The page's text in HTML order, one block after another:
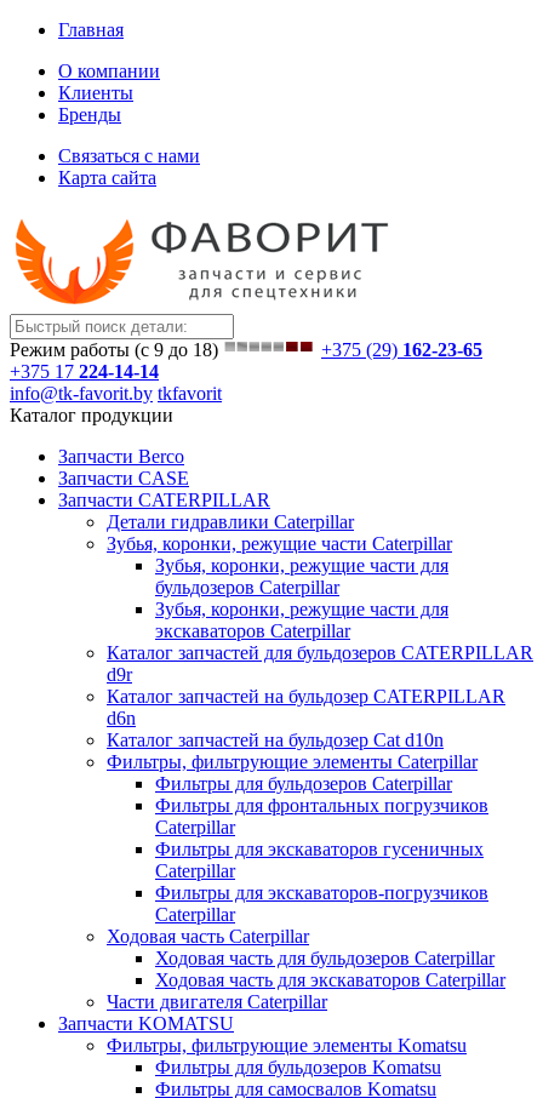
Главная
О компании
Клиенты
Бренды
Связаться с нами
Карта сайта
Режим работы (с 9 до 18) +375 (29) 162-23-65
+375 17 224-14-14
info@tk-favorit.by tkfavorit
Каталог продукции
Запчасти Berco
Запчасти CASE
Запчасти CATERPILLAR
Детали гидравлики Caterpillar
Зубья, коронки, режущие части Caterpillar
Зубья, коронки, режущие части для
бульдозеров Caterpillar
Зубья, коронки, режущие части для
экскаваторов Caterpillar
Каталог запчастей для бульдозеров CATERPILLAR
d9r
Каталог запчастей на бульдозер CATERPILLAR
d6n
Каталог запчастей на бульдозер Сat d10n
Фильтры, фильтрующие элементы Caterpillar
Фильтры для бульдозеров Caterpillar
Фильтры для фронтальных погрузчиков
Caterpillar
Фильтры для экскаваторов гусеничных
Caterpillar
Фильтры для экскаваторов-погрузчиков
Caterpillar
Ходовая часть Caterpillar
Ходовая часть для бульдозеров Caterpillar
Ходовая часть для экскаваторов Caterpillar
Части двигателя Caterpillar
Запчасти KOMATSU
Фильтры, фильтрующие элементы Komatsu
Фильтры для бульдозеров Komatsu
Фильтры для самосвалов Komatsu